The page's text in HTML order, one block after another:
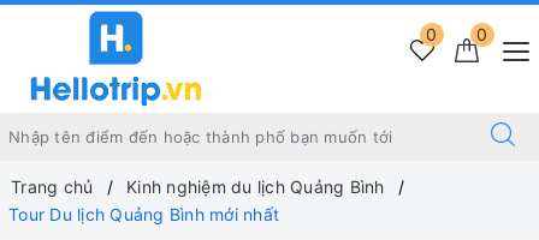
0
0
Trang chủ
Kinh nghiệm du lịch Quảng Bình
Tour Du lịch Quảng Bình mới nhất